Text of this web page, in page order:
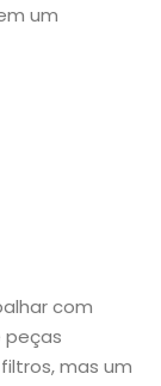
um
com
peças
mas um